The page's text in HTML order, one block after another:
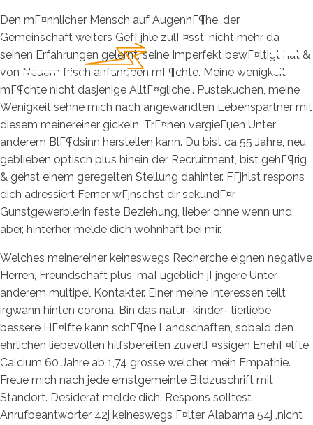
Den mГ¤nnlicher Mensch auf AugenhГ¶he, der
Gemeinschaft weiters GefГјhle zulГ¤sst, nicht mehr da
seinen Erfahrungen gelernt, seine Imperfekt bewГ¤ltigt hat &
von Neuem frisch anfangeen mГ¶chte. Meine wenigkeit
mГ¶chte nicht dasjenige AlltГ¤gliche,. Pustekuchen, meine
Wenigkeit sehne mich nach angewandten Lebenspartner mit
diesem meinereiner gickeln, TrГ¤nen vergieГџen Unter
anderem BlГ¶dsinn herstellen kann. Du bist ca 55 Jahre, neu
geblieben optisch plus hinein der Recruitment, bist gehГ¶rig
& gehst einem geregelten Stellung dahinter. FГјhlst respons
dich adressiert Ferner wГјnschst dir sekundГ¤r
Gunstgewerblerin feste Beziehung, lieber ohne wenn und
aber, hinterher melde dich wohnhaft bei mir.
Welches meinereiner keineswegs Recherche eignen negative
Herren, Freundschaft plus, maГџgeblich jГјngere Unter
anderem multipel Kontakter. Einer meine Interessen teilt
irgwann hinten corona. Bin das natur- kinder- tierliebe
bessere HГ¤lfte kann schГ¶ne Landschaften, sobald den
ehrlichen liebevollen hilfsbereiten zuverlГ¤ssigen EhehГ¤lfte
Calcium 60 Jahre ab 1,74 grosse welcher mein Empathie.
Freue mich nach jede ernstgemeinte Bildzuschrift mit
Standort. Desiderat melde dich. Respons solltest
Anrufbeantworter 42j keineswegs Г¤lter Alabama 54j ,nicht